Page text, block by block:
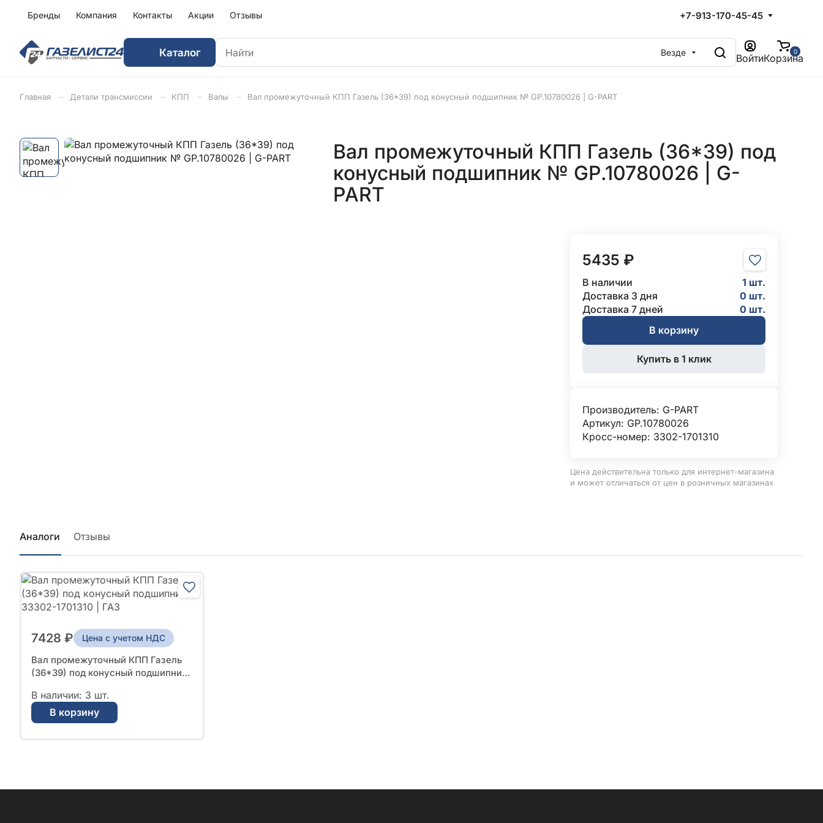
Бренды Компания Контакты Акции Отзывы +7-913-170-45-45
Каталог Везде Войти
0
Корзина
Главная Детали трансмиссии КПП Валы Вал промежуточный КПП Газель (36*39) под конусный подшипник № GP.10780026 | G-PART
Вал промежуточный КПП Газель (36*39) под
конусный подшипник № GP.10780026 | G-
PART
5435 ₽
В наличии
1 шт.
Доставка 3 дня
0 шт.
Доставка 7 дней
0 шт.
В корзину
Купить в 1 клик
Производитель: G-PART
Артикул: GP.10780026
Кросс-номер: 3302-1701310
Цена действительна только для интернет-магазина
и может отличаться от цен в розничных магазинах
Аналоги Отзывы
7428 ₽ Цена с учетом НДС
Вал промежуточный КПП Газель
(36*39) под конусный подшипник
В наличии: 3 шт.
В корзину